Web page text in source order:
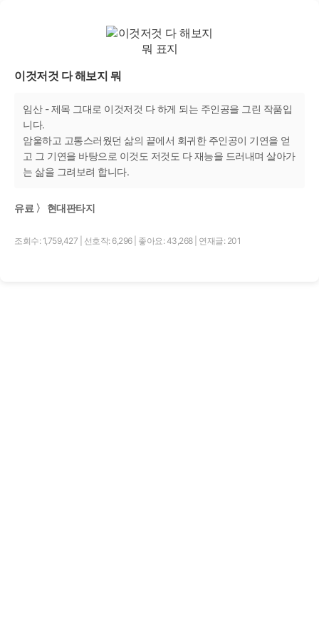
이것저것 다 해보지 뭐
임산 - 제목 그대로 이것저것 다 하게 되는 주인공을 그린 작품입
니다.
암울하고 고통스러웠던 삶의 끝에서 회귀한 주인공이 기연을 얻
고 그 기연을 바탕으로 이것도 저것도 다 재능을 드러내며 살아가
는 삶을 그려보려 합니다.
유료 〉 현대판타지
조회수: 1,759,427 선호작: 6,296 좋아요: 43,268 연재글: 201